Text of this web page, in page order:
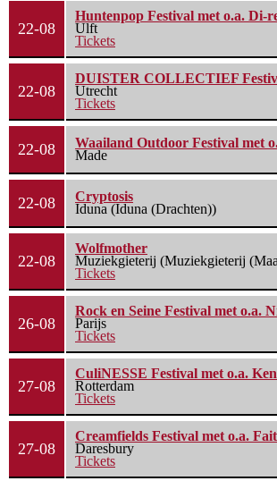
22-08
Huntenpop Festival met o.a. Di-
Ulft
Tickets
22-08
DUISTER COLLECTIEF
Utrecht
Tickets
22-08
Waailand Outdoor Festival met
Made
22-08
Cryptosis
Iduna (Iduna (Drachten))
22-08
Wolfmother
Muziekgieterij (Muziekgieterij
Tickets
26-08
Rock en Seine Festival met o.a.
Parijs
Tickets
27-08
CuliNESSE Festival met o.a.
Rotterdam
Tickets
27-08
Creamfields Festival met o.a.
Daresbury
Tickets